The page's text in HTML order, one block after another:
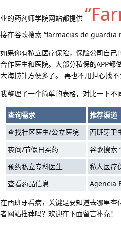
业的药剂师学院网站都提供
接在谷歌搜索 “farmacias de guardia
如果你有私立医疗保险，保险公司自己
合作医生和医院。大部分私保的APP都
大海捞针方便多了。 再也不用担心找
我整理了一个简单的表格，对比一下不
查询需求 推荐渠道
查找社区医生/公立医院
西班牙卫
夜间/节假日买药
谷歌搜索
预约私立专科医生
私人医疗
查看药品信息
Agencia
在西班牙看病，关键是要知道去哪里
者网站推荐吗？欢迎在下面留言补充！